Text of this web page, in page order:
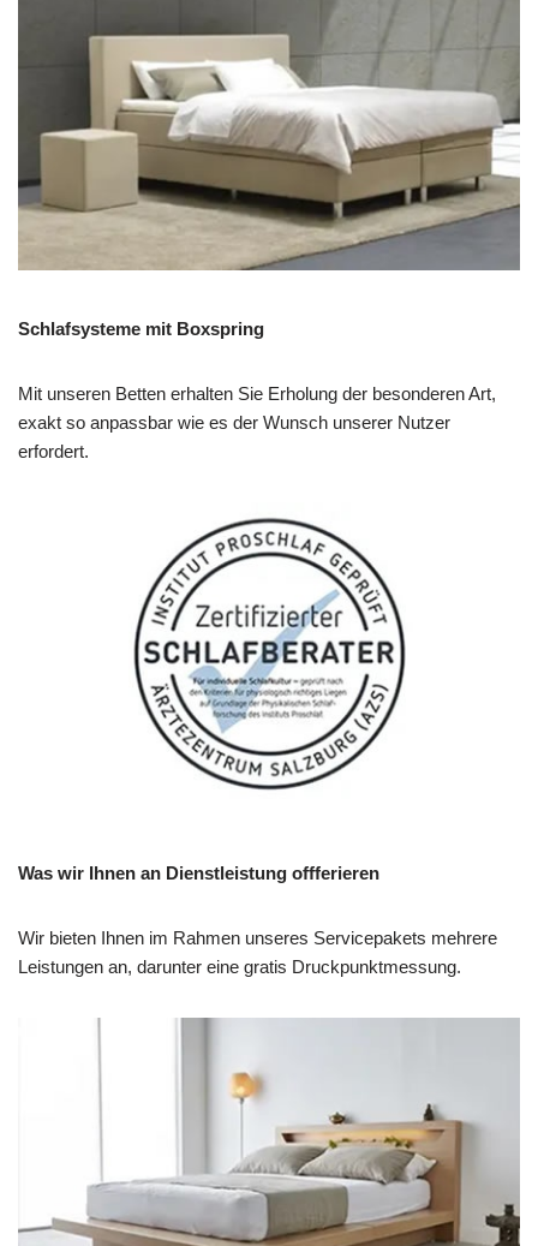
Schlafsysteme mit Boxspring
Mit unseren Betten erhalten Sie Erholung der besonderen Art,
exakt so anpassbar wie es der Wunsch unserer Nutzer
erfordert.
Was wir Ihnen an Dienstleistung offferieren
Wir bieten Ihnen im Rahmen unseres Servicepakets mehrere
Leistungen an, darunter eine gratis Druckpunktmessung.